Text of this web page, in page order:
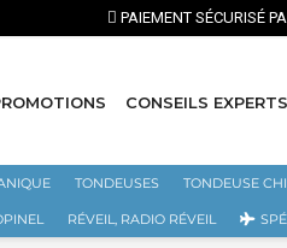
PAIEMENT SÉCURISÉ
CONSEILS EXPERTS
TONDEUSES TONDEUSE
RÉVEIL, RADIO RÉVEIL